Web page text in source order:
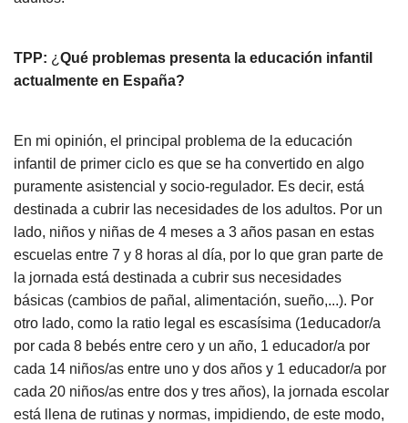
TPP: ¿ Qué problemas presenta la educación infantil
actualmente en España?
En mi opinión, el principal problema de la educación
infantil de primer ciclo es que se ha convertido en algo
puramente asistencial y socio-regulador. Es decir, está
destinada a cubrir las necesidades de los adultos. Por un
lado, niños y niñas de 4 meses a 3 años pasan en estas
escuelas entre 7 y 8 horas al día, por lo que gran parte de
la jornada está destinada a cubrir sus necesidades
básicas (cambios de pañal, alimentación, sueño,...). Por
otro lado, como la ratio legal es escasísima (1educador/a
por cada 8 bebés entre cero y un año, 1 educador/a por
cada 14 niños/as entre uno y dos años y 1 educador/a por
cada 20 niños/as entre dos y tres años), la jornada escolar
está llena de rutinas y normas, impidiendo, de este modo,